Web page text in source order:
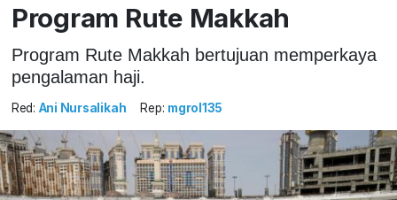
Program Rute Makkah
Program Rute Makkah bertujuan memperkaya
pengalaman haji.
Red: Ani Nursalikah Rep: mgrol135